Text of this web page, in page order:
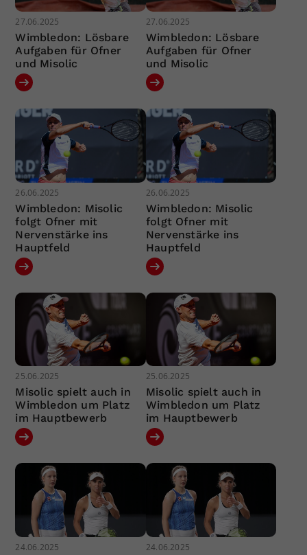
27.06.2025
Wimbledon: Lösbare
Aufgaben für Ofner
und Misolic
27.06.2025
Wimbledon: Lösbare
Aufgaben für Ofner
und Misolic
26.06.2025
Wimbledon: Misolic
folgt Ofner mit
Nervenstärke ins
Hauptfeld
26.06.2025
Wimbledon: Misolic
folgt Ofner mit
Nervenstärke ins
Hauptfeld
25.06.2025
Misolic spielt auch in
Wimbledon um Platz
im Hauptbewerb
25.06.2025
Misolic spielt auch in
Wimbledon um Platz
im Hauptbewerb
24.06.2025 24.06.2025